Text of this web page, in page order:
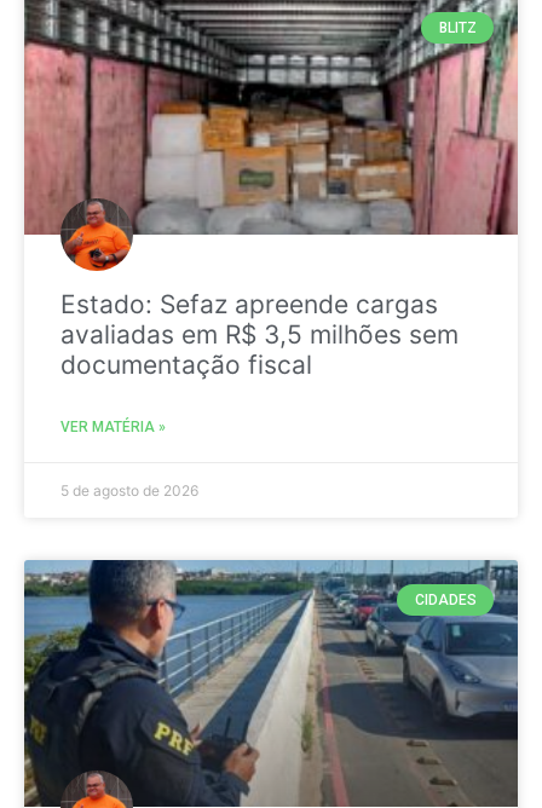
BLITZ
Estado: Sefaz apreende cargas
avaliadas em R$ 3,5 milhões sem
documentação fiscal
VER MATÉRIA »
5 de agosto de 2026
CIDADES